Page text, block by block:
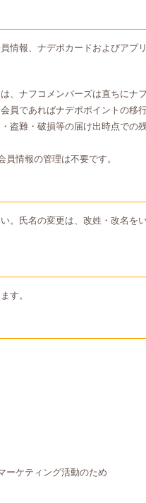
報、ナデポカードおよびアプ
ナフコメンバーズは直ちにナ
であればナデポポイントの移
盗難・破損等の届け出時点での残
情報の管理は不要です。
氏名の変更は、改姓・改名を
す。
ーケティング活動のため